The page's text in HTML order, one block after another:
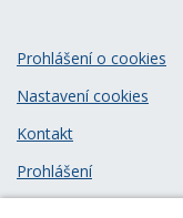
Prohlášení o cookies
Nastavení cookies
Kontakt
Prohlášení